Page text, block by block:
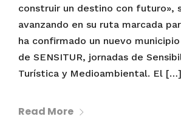
construir un destino con futuro»,
avanzando en su ruta marcada
ha confirmado un nuevo
de SENSITUR, jornadas de
Turística y Medioambiental. El […]
Read More